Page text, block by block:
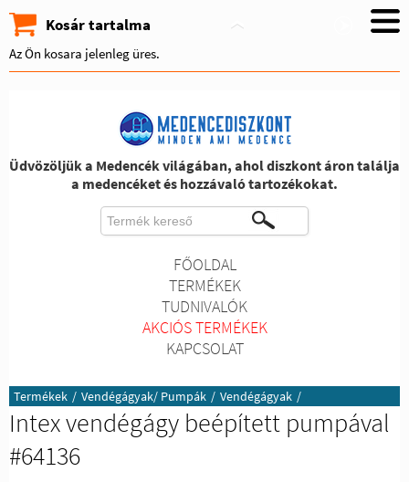
Kosár tartalma
Az Ön kosara jelenleg üres.
Üdvözöljük a Medencék világában, ahol diszkont áron találja
a medencéket és hozzávaló tartozékokat.
FŐOLDAL
TERMÉKEK
TUDNIVALÓK
AKCIÓS TERMÉKEK
KAPCSOLAT
Termékek / Vendégágyak/ Pumpák / Vendégágyak /
Intex vendégágy beépített pumpával
#64136